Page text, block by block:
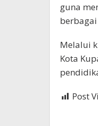
guna
Melalui
Kota
Post